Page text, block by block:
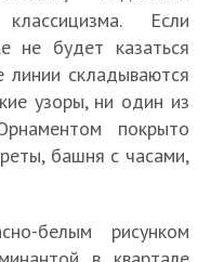
Если
не будет казаться
линии складываются
узоры, ни один из
покрыто
башня с часами,
белым рисунком